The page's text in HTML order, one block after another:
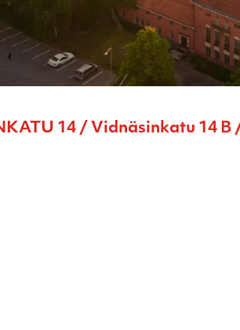
14 / Vidnäsinkatu 14 B